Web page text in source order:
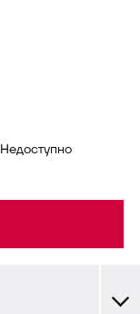
Недоступно